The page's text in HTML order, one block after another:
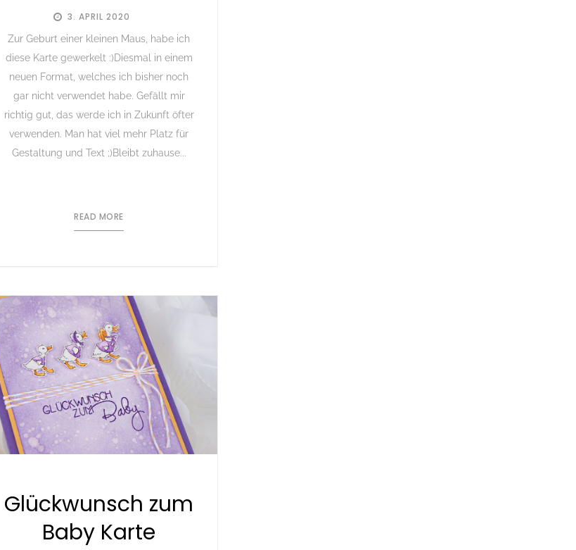
3. APRIL 2020
Zur Geburt einer kleinen Maus, habe ich
diese Karte gewerkelt :)Diesmal in einem
neuen Format, welches ich bisher noch
gar nicht verwendet habe. Gefällt mir
richtig gut, das werde ich in Zukunft öfter
verwenden. Man hat viel mehr Platz für
Gestaltung und Text ;)Bleibt zuhause...
READ MORE
Glückwunsch zum
Baby Karte